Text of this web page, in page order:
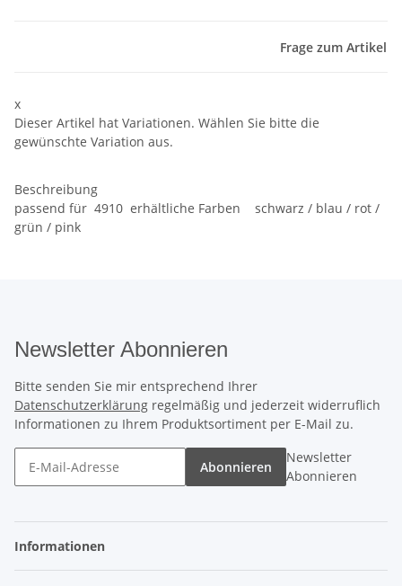
Frage zum Artikel
x
Dieser Artikel hat Variationen. Wählen Sie bitte die
gewünschte Variation aus.
Beschreibung
passend für 4910 erhältliche Farben schwarz / blau / rot /
grün / pink
Newsletter Abonnieren
Bitte senden Sie mir entsprechend Ihrer
Datenschutzerklärung regelmäßig und jederzeit widerruflich
Informationen zu Ihrem Produktsortiment per E-Mail zu.
Abonnieren
Newsletter
Abonnieren
Informationen